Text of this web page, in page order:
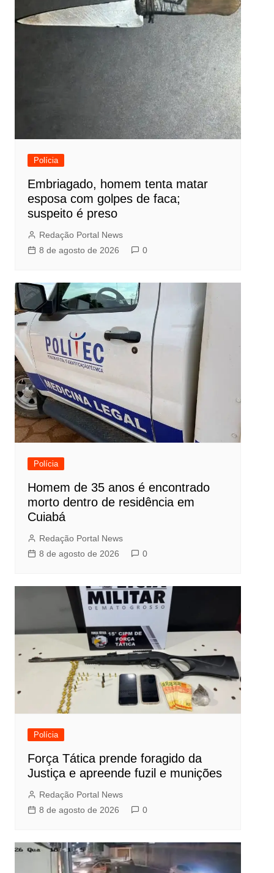
Polícia
Embriagado, homem tenta matar
esposa com golpes de faca;
suspeito é preso
Redação Portal News
8 de agosto de 2026
0
Polícia
Homem de 35 anos é encontrado
morto dentro de residência em
Cuiabá
Redação Portal News
8 de agosto de 2026
0
Polícia
Força Tática prende foragido da
Justiça e apreende fuzil e munições
Redação Portal News
8 de agosto de 2026
0